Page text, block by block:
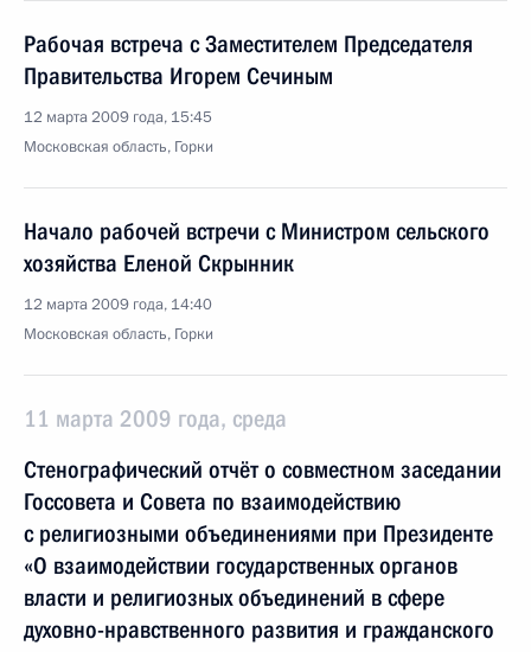
Рабочая встреча с Заместителем Председателя
Правительства Игорем Сечиным
12 марта 2009 года, 15:45
Московская область, Горки
Начало рабочей встречи с Министром сельского
хозяйства Еленой Скрынник
12 марта 2009 года, 14:40
Московская область, Горки
11 марта 2009 года, среда
Стенографический отчёт о совместном заседании
Госсовета и Совета по взаимодействию
с религиозными объединениями при Президенте
«О взаимодействии государственных органов
власти и религиозных объединений в сфере
духовно-нравственного развития и гражданского